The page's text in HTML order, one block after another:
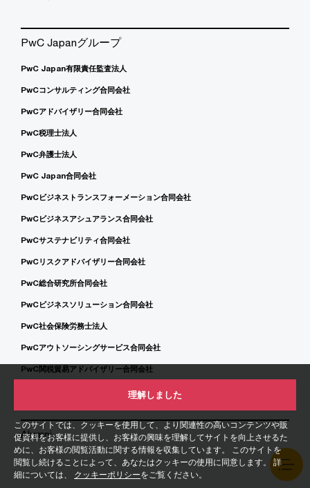
このサイトでは、クッキーを使用して、より関連性の高いコンテンツや販
促資料をお客様に提供し、お客様の興味を理解してサイトを向上させるた
めに、お客様の閲覧活動に関する情報を収集しています。 このサイトを
閲覧し続けることによって、あなたはクッキーの使用に同意します。 詳
細については、 クッキーポリシーをご覧ください。
理解しました
PwC Japanグループ
PwC Japan有限責任監査法人
PwCコンサルティング合同会社
PwCアドバイザリー合同会社
PwC税理士法人
PwC弁護士法人
PwC Japan合同会社
PwCビジネストランスフォーメーション合同会社
PwCビジネスアシュアランス合同会社
PwCサステナビリティ合同会社
PwCリスクアドバイザリー合同会社
PwC総合研究所合同会社
PwCビジネスソリューション合同会社
PwC社会保険労務士法人
PwCアウトソーシングサービス合同会社
PwC関税貿易アドバイザリー合同会社
Alumni